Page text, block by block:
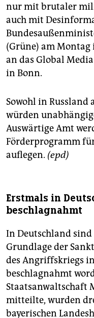
nur mit brutaler
auch mit
(Grüne) am
an das Global
in Bonn.
Sowohl in Russland
würden
Auswärtige Amt
Förderprogramm
auflegen. (epd)
Erstmals in
beschlagnahmt
In Deutschland
Grundlage der
des Angriffskriegs
beschlagnahmt
Staatsanwaltschaft
mitteilte, wurden
bayerischen